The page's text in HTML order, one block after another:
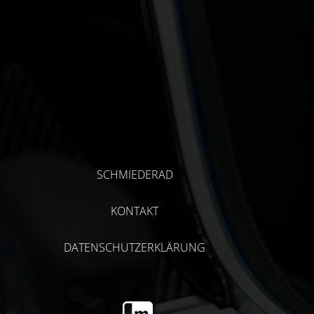
SCHMIEDERAD
KONTAKT
DATENSCHUTZERKLÄRUNG